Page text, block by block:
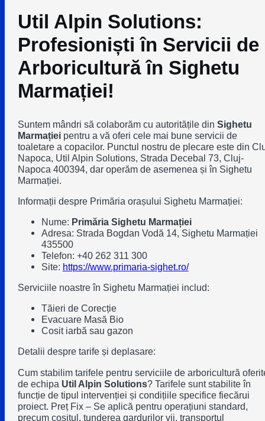
Util Alpin Solutions:
Profesioniști în Servicii de
Arboricultură în Sighetu
Marmației!
Suntem mândri să colaborăm cu autoritățile din Sighetu
Marmațieipentru a vă oferi cele mai bune servicii de
toaletare a copacilor. Punctul nostru de plecare este din
Napoca, Util Alpin Solutions, Strada Decebal 73, Cluj-
Napoca 400394, dar operăm de asemenea și în Sighetu
Marmației.
Informații despre Primăria orașului Sighetu Marmației:
Nume: Primăria Sighetu Marmației
Adresa: Strada Bogdan Vodă 14, Sighetu Marmației
435500
Telefon: +40 262 311 300
Site: https://www.primaria-sighet.ro/
Serviciile noastre în Sighetu Marmației includ:
Tăieri de Corecție
Evacuare Masă Bio
Cosit iarbă sau gazon
Detalii despre tarife și deplasare:
Cum stabilim tarifele pentru serviciile de arboricultură
de echipa Util Alpin Solutions? Tarifele sunt stabilite în
funcție de tipul intervenției și condițiile specifice fiecărui
proiect. Preț Fix – Se aplică pentru operațiuni standard,
precum cositul, tunderea gardurilor vii, transportul